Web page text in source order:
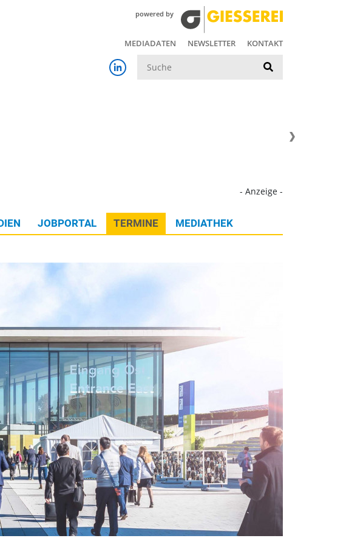
powered by
MEDIADATEN NEWSLETTER KONTAKT
- Anzeige -
JOBPORTAL TERMINE MEDIATHEK